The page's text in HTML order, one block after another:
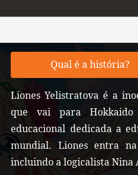
Qual é a história?
Liones Yelistratova é a
que vai para
educacional dedicada a
mundial. Liones entra
incluindo a logicalista Nina